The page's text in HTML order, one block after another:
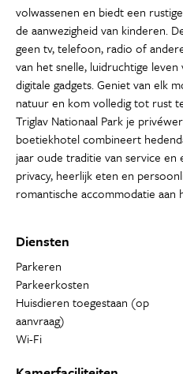
volwassenen en biedt een
de aanwezigheid van kinderen.
geen tv, telefoon, radio of
van het snelle, luidruchtige
digitale gadgets. Geniet van elk
natuur en kom volledig tot rust
Triglav Nationaal Park je
boetiekhotel combineert
jaar oude traditie van service
privacy, heerlijk eten en
romantische accommodatie aan
Diensten
Parkeren
Parkeerkosten
Huisdieren toegestaan (op
aanvraag)
Wi-Fi